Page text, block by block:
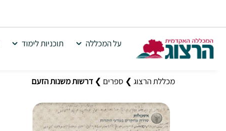
על המכללה תוכניות לימוד
מכללת הרצוג ❯ ספרים ❯ דרשות משנות הזעם